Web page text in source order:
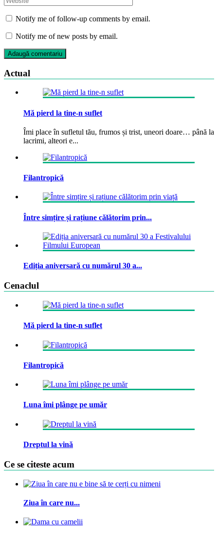
Notify me of follow-up comments by email.
Notify me of new posts by email.
Actual
Mă pierd la tine-n suflet
Îmi place în sufletul tău, frumos și trist, uneori doare… până la
lacrimi, alteori e...
Filantropică
Între simțire și rațiune călătorim prin...
Ediția aniversară cu numărul 30 a...
Cenaclul
Mă pierd la tine-n suflet
Filantropică
Luna îmi plânge pe umăr
Dreptul la vină
Ce se citeste acum
Ziua în care nu...